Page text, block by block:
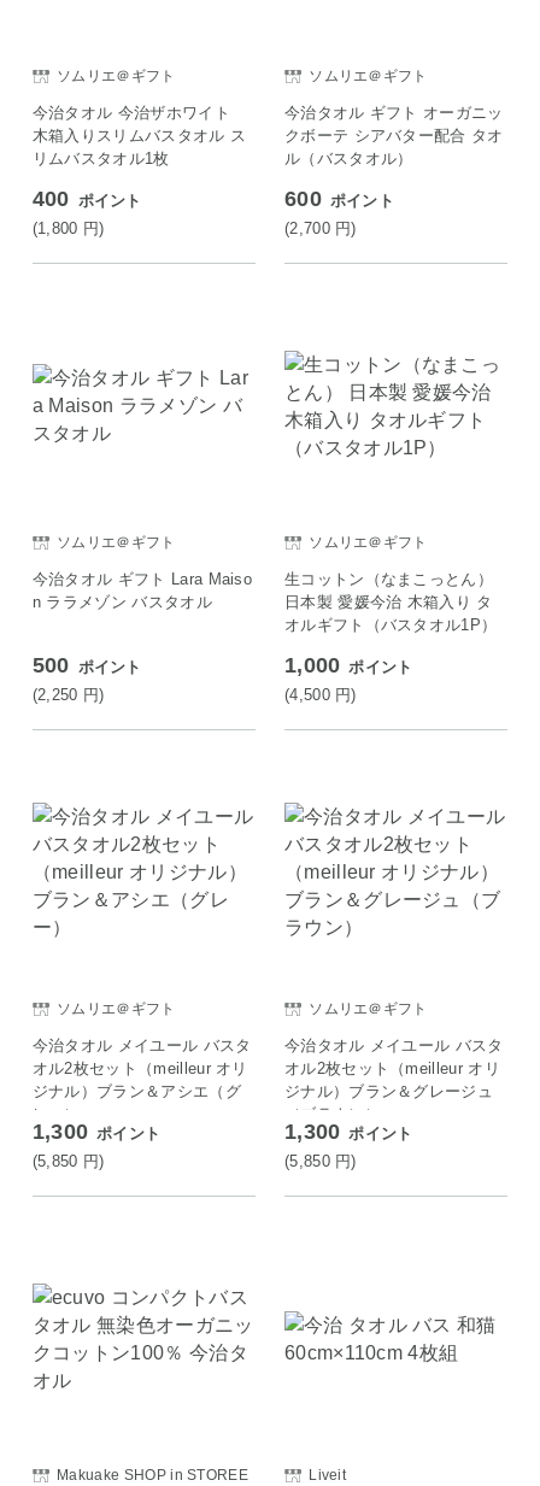
ソムリエ＠ギフト
今治タオル 今治ザホワイト
木箱入りスリムバスタオル ス
リムバスタオル1枚
400 ポイント
(1,800 円)
ソムリエ＠ギフト
今治タオル ギフト オーガニッ
クボーテ シアバター配合 タオ
ル（バスタオル）
600 ポイント
(2,700 円)
ソムリエ＠ギフト
今治タオル ギフト Lara Maiso
n ララメゾン バスタオル
500 ポイント
(2,250 円)
ソムリエ＠ギフト
生コットン（なまこっとん）
日本製 愛媛今治 木箱入り タ
オルギフト（バスタオル1P）
1,000 ポイント
(4,500 円)
ソムリエ＠ギフト
今治タオル メイユール バスタ
オル2枚セット（meilleur オリ
ジナル）ブラン＆アシエ（グ
レー）
1,300 ポイント
(5,850 円)
ソムリエ＠ギフト
今治タオル メイユール バスタ
オル2枚セット（meilleur オリ
ジナル）ブラン＆グレージュ
（ブラウン）
1,300 ポイント
(5,850 円)
Makuake SHOP in STOREE
Liveit